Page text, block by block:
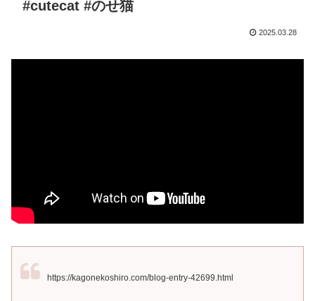
#cutecat #のせ猫
2025.03.28
https://kagonekoshiro.com/blog-entry-42699.html